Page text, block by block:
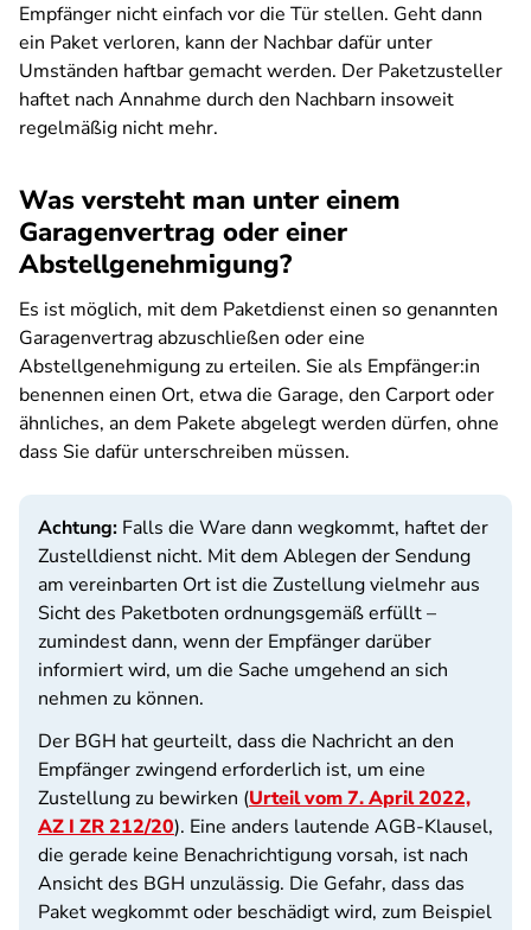
Empfänger nicht einfach vor die Tür stellen. Geht dann
ein Paket verloren, kann der Nachbar dafür unter
Umständen haftbar gemacht werden. Der Paketzusteller
haftet nach Annahme durch den Nachbarn insoweit
regelmäßig nicht mehr.
Was versteht man unter einem
Garagenvertrag oder einer
Abstellgenehmigung?
Es ist möglich, mit dem Paketdienst einen so genannten
Garagenvertrag abzuschließen oder eine
Abstellgenehmigung zu erteilen. Sie als Empfänger:in
benennen einen Ort, etwa die Garage, den Carport oder
ähnliches, an dem Pakete abgelegt werden dürfen, ohne
dass Sie dafür unterschreiben müssen.
Achtung: Falls die Ware dann wegkommt, haftet der
Zustelldienst nicht. Mit dem Ablegen der Sendung
am vereinbarten Ort ist die Zustellung vielmehr aus
Sicht des Paketboten ordnungsgemäß erfüllt –
zumindest dann, wenn der Empfänger darüber
informiert wird, um die Sache umgehend an sich
nehmen zu können.
Der BGH hat geurteilt, dass die Nachricht an den
Empfänger zwingend erforderlich ist, um eine
Zustellung zu bewirken (Urteil vom 7. April 2022,
AZ I ZR 212/20). Eine anders lautende AGB-Klausel,
die gerade keine Benachrichtigung vorsah, ist nach
Ansicht des BGH unzulässig. Die Gefahr, dass das
Paket wegkommt oder beschädigt wird, zum Beispiel